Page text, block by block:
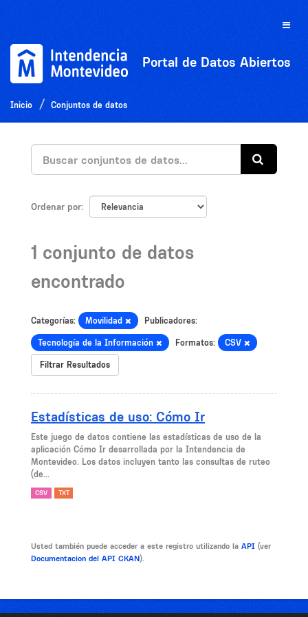
Toggle
Portal de Datos Abiertos
Inicio Conjuntos de datos
Ordenar por
1 conjunto de datos
encontrado
Categorías: Movilidad Publicadores:
Tecnología de la Información Formatos: CSV
Filtrar Resultados
Estadísticas de uso: Cómo Ir
Este juego de datos contiene las estadísticas de uso de la
aplicación Cómo Ir desarrollada por la Intendencia de
Montevideo. Los datos incluyen tanto las consultas de ruteo
(de...
CSV TXT
Usted también puede acceder a este registro utilizando la API (ver
Documentacion del API CKAN).